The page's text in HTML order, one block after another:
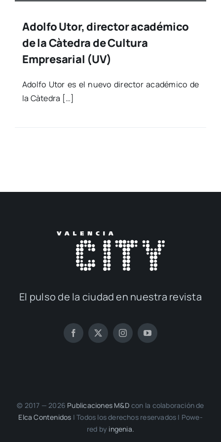
Adolfo Utor, director académico
de la Càtedra de Cultura
Empresarial (UV)
Adol­fo Utor es el nue­vo direc­tor aca­dé­mi­co de
la Càte­dra […]
El pul­so de la ciu­dad en nues­tra revis­ta
© 2017 — 2026 Publi­ca­cio­nes M&D con la cola­bo­ra­ción de
Elca Con­te­ni­dos | Todos los dere­chos reser­va­dos | Powe­
red by inge­nia.